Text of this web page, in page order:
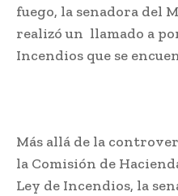
fuego, la senadora del
realizó un llamado a
Incendios que se
Más allá de la
la Comisión de
Ley de Incendios, la